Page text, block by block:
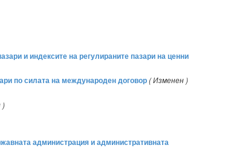
и индексите на регулираните пазари на ценни
по силата на международен договор( Изменен )
)
администрация и административната